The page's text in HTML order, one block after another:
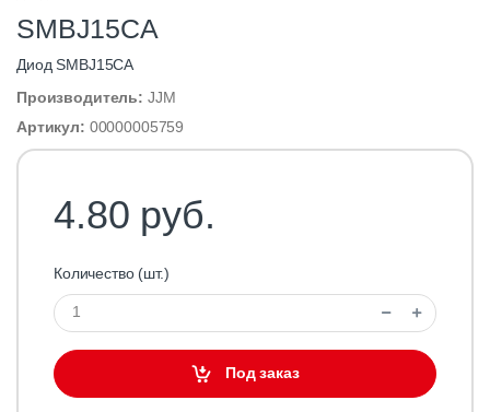
SMBJ15CA
Диод SMBJ15CA
Производитель: JJM
Артикул: 00000005759
4.80 руб.
Количество (шт.)
Под заказ